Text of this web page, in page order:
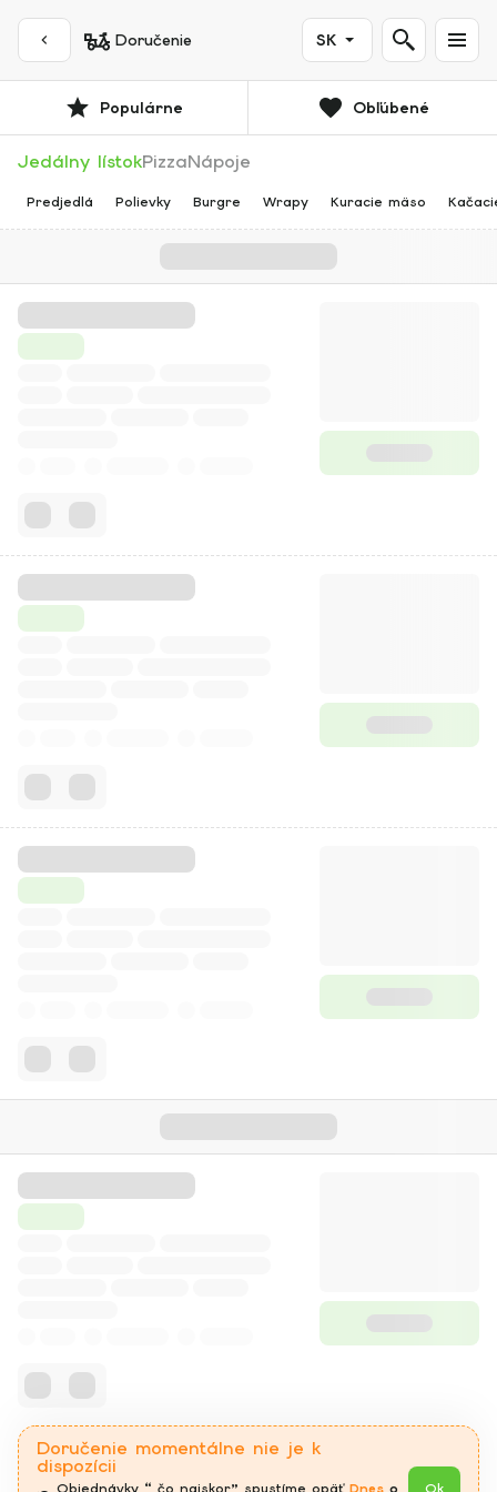
Doručenie SK
Populárne Obľúbené
Jedálny lístokPizzaNápoje
Predjedlá Polievky Burgre Wrapy Kuracie mäso
Doručenie momentálne nie je k
dispozícii